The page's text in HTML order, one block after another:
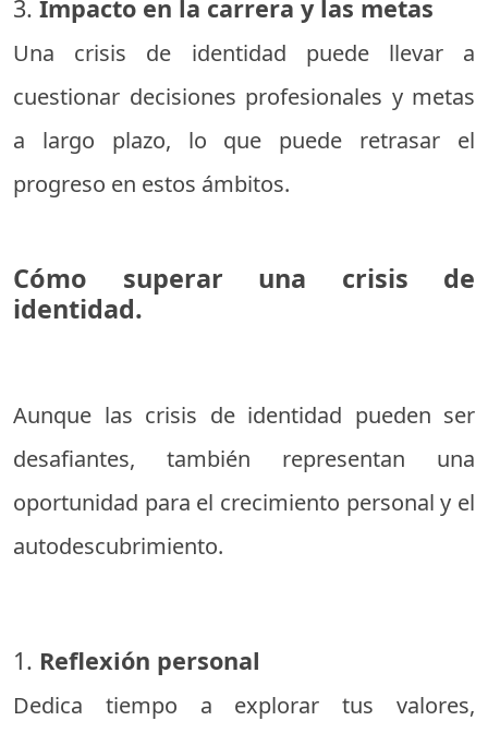
3. Impacto en la carrera y las metas
Una crisis de identidad puede llevar a
cuestionar decisiones profesionales y metas
a largo plazo, lo que puede retrasar el
progreso en estos ámbitos.
Cómo superar una crisis de
identidad.
Aunque las crisis de identidad pueden ser
desafiantes, también representan una
oportunidad para el crecimiento personal y el
autodescubrimiento.
1. Reflexión personal
Dedica tiempo a explorar tus valores,